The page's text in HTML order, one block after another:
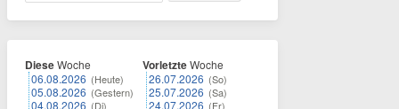
DieseWoche
06.08.2026 (Heute)
05.08.2026 (Gestern)
04.08.2026 (Di)
VorletzteWoche
26.07.2026 (So)
25.07.2026 (Sa)
24.07.2026 (Fr)